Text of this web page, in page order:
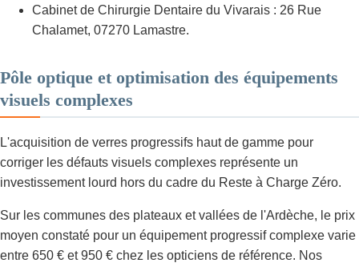
Cabinet de Chirurgie Dentaire du Vivarais : 26 Rue
Chalamet, 07270 Lamastre.
Pôle optique et optimisation des équipements
visuels complexes
L'acquisition de verres progressifs haut de gamme pour
corriger les défauts visuels complexes représente un
investissement lourd hors du cadre du Reste à Charge Zéro.
Sur les communes des plateaux et vallées de l'Ardèche, le prix
moyen constaté pour un équipement progressif complexe varie
entre 650 € et 950 € chez les opticiens de référence. Nos